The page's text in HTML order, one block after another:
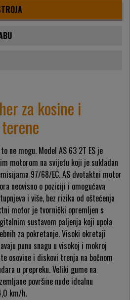
za kosine i
ne mogu. Model AS 63 2T ES je
motorom na svijetu koji je sukladan
97/68/EC. AS dvotaktni motor
neovisno o poziciji i omogućava
i više, bez rizika od oštećenja
motor je tvornički opremljen s
sustavom paljenja koji upola
za pokretanje. Visoki okretaji
punu snagu u visokoj i mokroj
osovine i diskovi trenja na bočnom
u prepreku. Veliki gume na
površine nude idealnu
km/h.